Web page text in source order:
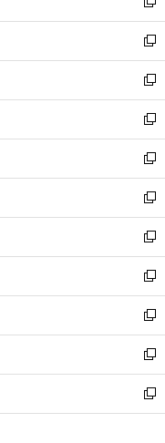
新
し
い
ウ
ィ
ン
ド
ウ
で
開
く
新
し
い
ウ
ィ
ン
ド
ウ
で
開
く
新
し
い
ウ
ィ
ン
ド
ウ
で
開
く
新
し
い
ウ
ィ
ン
ド
ウ
で
開
く
新
し
い
ウ
ィ
ン
ド
ウ
で
開
く
新
し
い
ウ
ィ
ン
ド
ウ
で
開
く
新
し
い
ウ
ィ
ン
ド
ウ
で
開
新
し
い
ウ
ィ
ン
ド
ウ
新
し
い
ウ
ィ
ン
新
し
い
ウ
新
し